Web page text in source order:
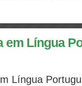
em Língua
Língua